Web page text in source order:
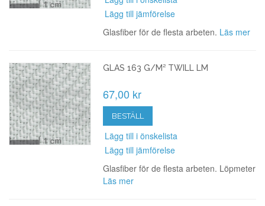
Lägg till jämförelse
Glasfiber för de flesta arbeten. Läs mer
GLAS 163 G/M² TWILL LM
67,00 kr
BESTÄLL
Lägg till i önskelista
Lägg till jämförelse
Glasfiber för de flesta arbeten. Löpmeter
Läs mer